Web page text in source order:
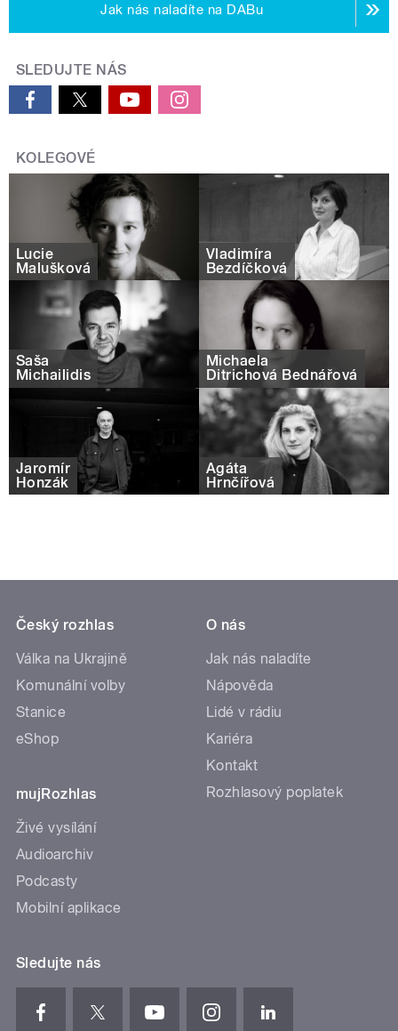
Jak nás naladíte na DABu
SLEDUJTE NÁS
KOLEGOVÉ
Lucie
Malušková
Vladimíra
Bezdíčková
Saša
Michailidis
Michaela
Ditrichová Bednářová
Jaromír
Honzák
Agáta
Hrnčířová
Český rozhlas
Válka na Ukrajině
Komunální volby
Stanice
eShop
mujRozhlas
Živé vysílání
Audioarchiv
Podcasty
Mobilní aplikace
O nás
Jak nás naladíte
Nápověda
Lidé v rádiu
Kariéra
Kontakt
Rozhlasový poplatek
Sledujte nás